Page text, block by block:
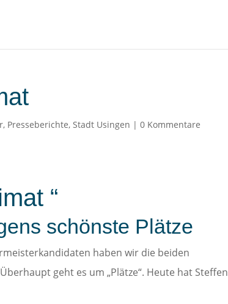
, Presseberichte,Stadt Usingen |0 Kommentare
“
schönste Plätze
haben wir die beiden
geht es um „Plätze“. Heute hat Steffen